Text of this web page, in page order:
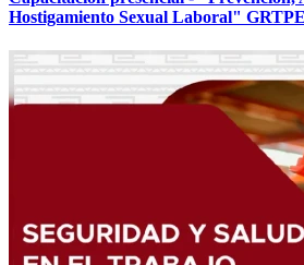
Hostigamiento Sexual Laboral"